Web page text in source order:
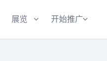
展览 开始推广